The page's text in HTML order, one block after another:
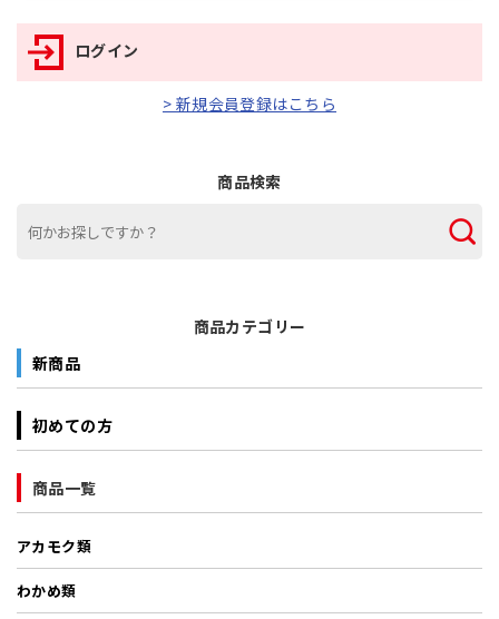
ログイン
> 新規会員登録はこちら
商品検索
商品カテゴリー
新商品
初めての方
商品一覧
アカモク類
わかめ類